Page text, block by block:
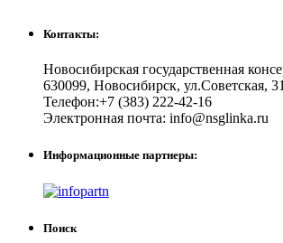
Контакты:
Новосибирская государственная
630099, Новосибирск, ул.Советская, 31
Телефон:+7 (383) 222-42-16
Электронная почта: info@nsglinka.ru
Информационные партнеры:
Поиск